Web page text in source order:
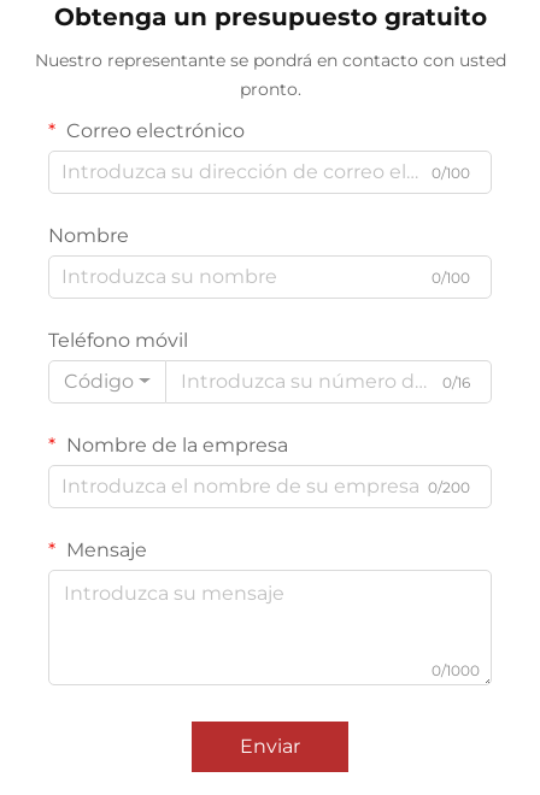
Obtenga un presupuesto gratuito
Nuestro representante se pondrá en contacto con usted
pronto.
Correo electrónico
0/100
Nombre
0/100
Teléfono móvil
Código
0/16
Nombre de la empresa
0/200
Mensaje
0/1000
Enviar